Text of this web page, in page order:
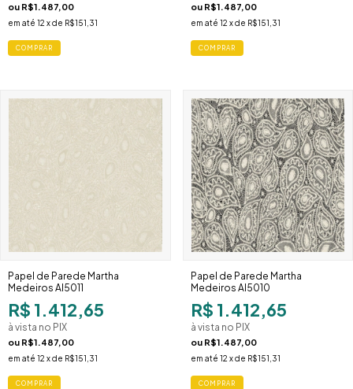
ou R$1.487,00
em até 12 x de R$151,31
ou R$1.487,00
em até 12 x de R$151,31
Papel de Parede Martha
Medeiros AI5011
R$ 1.412,65
à vista no PIX
ou R$1.487,00
em até 12 x de R$151,31
Papel de Parede Martha
Medeiros AI5010
R$ 1.412,65
à vista no PIX
ou R$1.487,00
em até 12 x de R$151,31